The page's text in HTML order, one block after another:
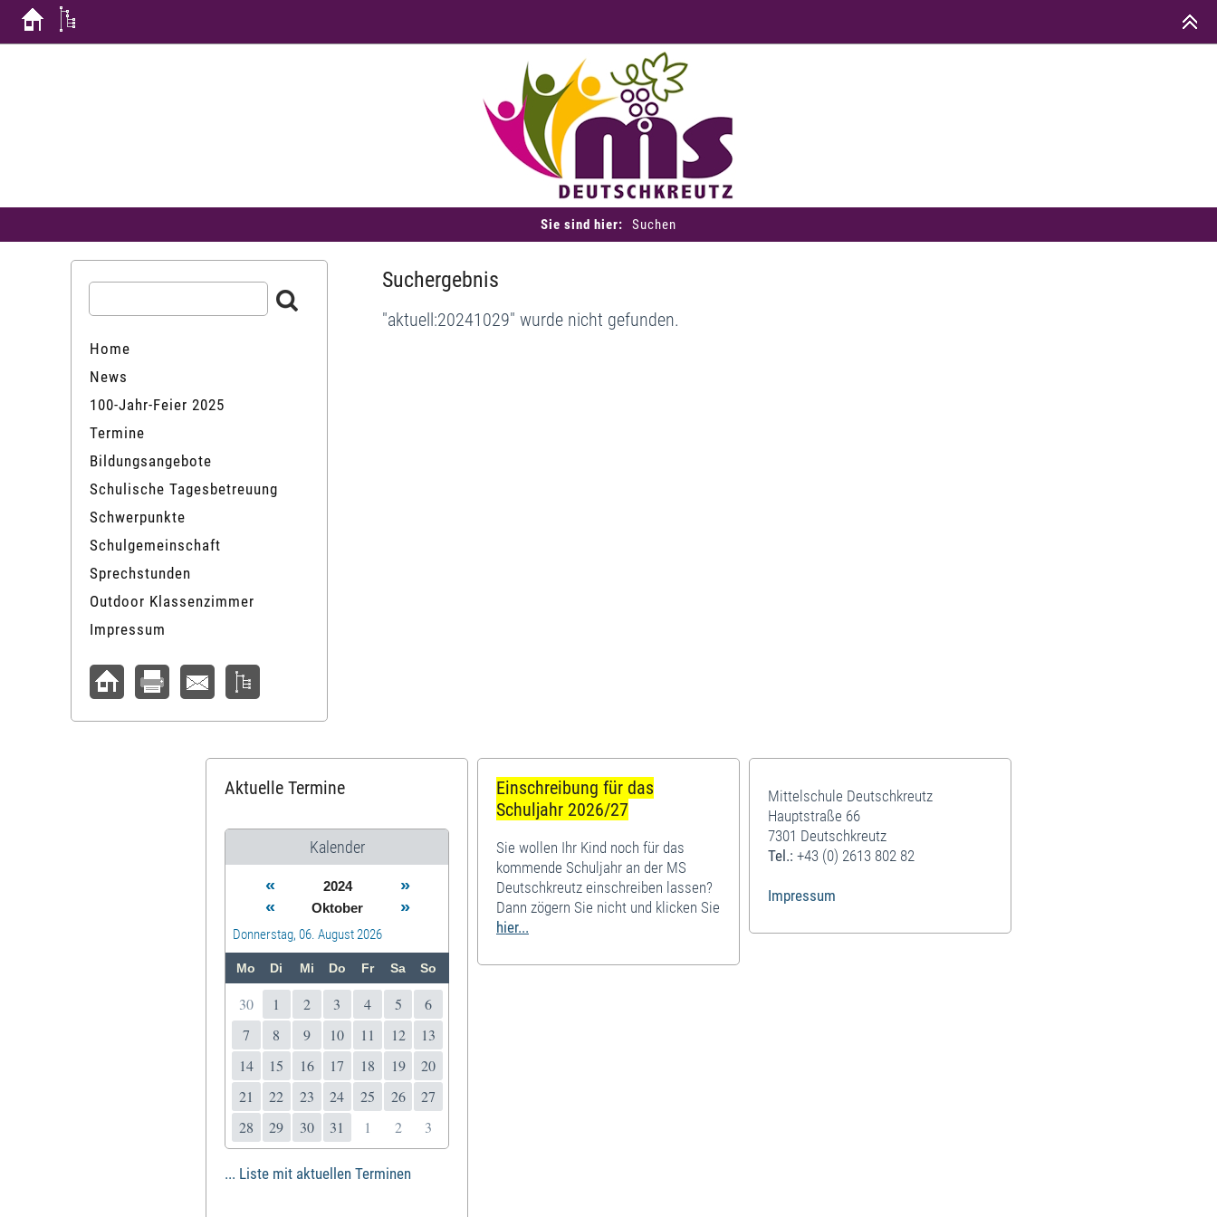
Sie sind hier: Suchen
Suchergebnis
"aktuell:20241029" wurde nicht gefunden.
Home
News
100-Jahr-Feier 2025
Termine
Bildungsangebote
Schulische Tagesbetreuung
Schwerpunkte
Schulgemeinschaft
Sprechstunden
Outdoor Klassenzimmer
Impressum
Aktuelle Termine
Kalender
« 2024
»
«
Oktober »
Donnerstag, 06. August 2026
Mo Di Mi Do Fr Sa So
30 1 2 3 4 5
6
7
8 9 10 11 12
13
14
15 16 17 18 19
20
21
22 23 24 25 26
27
28
29 30 31 1 2 3
... Liste mit aktuellen Terminen
Einschreibung für das
Schuljahr 2026/27
Sie wollen Ihr Kind noch für das
kommende Schuljahr an der MS
Deutschkreutz einschreiben lassen?
Dann zögern Sie nicht und klicken Sie
hier...
Mittelschule Deutschkreutz
Hauptstraße 66
7301 Deutschkreutz
Tel.: +43 (0) 2613 802 82
Impressum